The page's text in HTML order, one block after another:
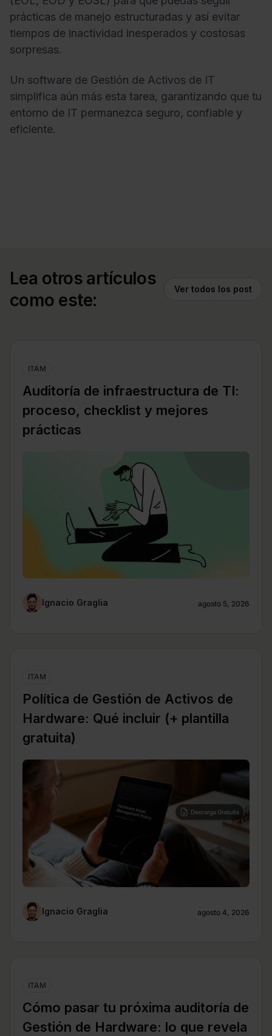
prácticas de manejo estructuradas y así evitar
tiempos de inactividad inesperados y costosas
sorpresas.
Un software de Gestión de Activos de IT
simplifica aún más esta tarea, garantizando que tu
entorno de IT permanezca seguro, confiable y
eficiente.
Lea otros artículos
como este:
Ver todos los post
ITAM
Auditoría de infraestructura de TI:
proceso, checklist y mejores
prácticas
Ignacio Graglia agosto 5, 2026
ITAM
Política de Gestión de Activos de
Hardware: Qué incluir (+ plantilla
gratuita)
Ignacio Graglia agosto 4, 2026
ITAM
Cómo pasar tu próxima auditoría de
Gestión de Hardware: lo que revela